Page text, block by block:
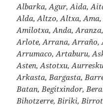
Albarka, Agur, Aida,
Alda, Altzo, Altxa,
Amilotxa, Anda,
Arlote, Arrana, Arraño,
Arrumaco, Artaburu,
Asten, Astotxu,
Arkasta, Bargasta,
Batan, Begitxindor,
Bihotzerre, Biriki,